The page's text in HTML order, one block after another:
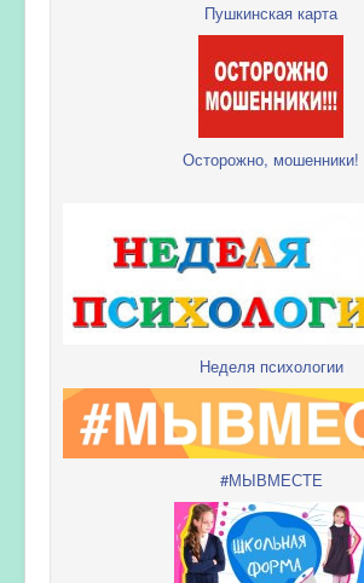
Пушкинская карта
Осторожно, мошенники!
Неделя психологии
#МЫВМЕСТЕ